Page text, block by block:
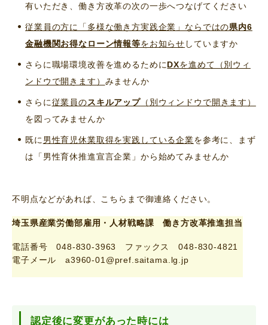
有いただき、働き方改革の次の一歩へつなげてください
従業員の方に「多様な働き方実践企業」ならではの県内6
金融機関お得なローン情報等をお知らせ していますか
さらに職場環境改善を進めるためにDXを進めて（別ウィ
ンドウで開きます） みませんか
さらに従業員のスキルアップ（別ウィンドウで開きます）
を図ってみませんか
既に 男性育児休業取得を実践している企業を参考に、まず
は「男性育休推進宣言企業」から始めてみませんか
不明点などがあれば、こちらまで御連絡ください。
埼玉県産業労働部雇用・人材戦略課 働き方改革推進担当
電話番号 048-830-3963 ファックス 048-830-4821
電子メール a3960-01@pref.saitama.lg.jp
認定後に変更があった時には